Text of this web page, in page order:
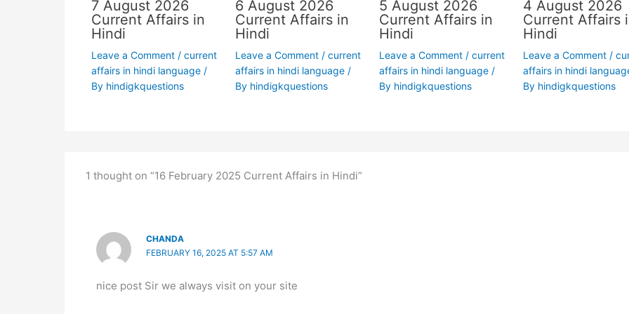
7 August 2026
Current Affairs in
Hindi
Leave a Comment / current
affairs in hindi language/
By hindigkquestions
6 August 2026
Current Affairs in
Hindi
Leave a Comment / current
affairs in hindi language/
By hindigkquestions
5 August 2026
Current Affairs in
Hindi
Leave a Comment / current
affairs in hindi language/
By hindigkquestions
4 August 2026
Current Affairs
Hindi
Leave a Comment /
affairs in hindi
By hindigkquestions
1 thought on “16 February 2025 Current Affairs in Hindi”
CHANDA
FEBRUARY 16, 2025 AT 5:57 AM
nice post Sir we always visit on your site